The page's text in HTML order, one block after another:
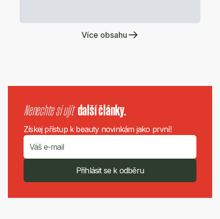
Více obsahu
Nenechte si ujít další články.
Získej přístup k beauty novinkám jako první!
Přihlásit se k odběru